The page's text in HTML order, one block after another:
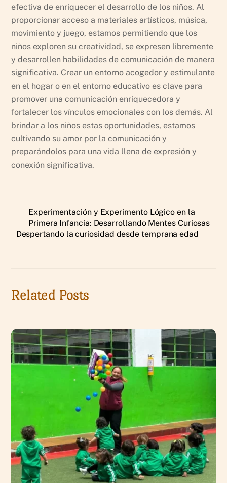
efectiva de enriquecer el desarrollo de los niños. Al
proporcionar acceso a materiales artísticos, música,
movimiento y juego, estamos permitiendo que los
niños exploren su creatividad, se expresen libremente
y desarrollen habilidades de comunicación de manera
significativa. Crear un entorno acogedor y estimulante
en el hogar o en el entorno educativo es clave para
promover una comunicación enriquecedora y
fortalecer los vínculos emocionales con los demás. Al
brindar a los niños estas oportunidades, estamos
cultivando su amor por la comunicación y
preparándolos para una vida llena de expresión y
conexión significativa.
Experimentación y Experimento Lógico en la
Primera Infancia: Desarrollando Mentes Curiosas
Despertando la curiosidad desde temprana edad
Related Posts